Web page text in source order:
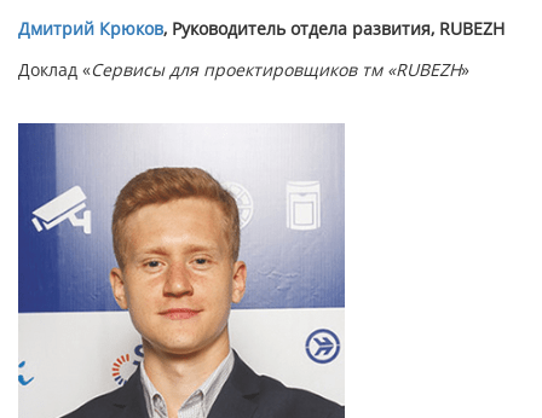
Дмитрий Крюков, Руководитель отдела развития, RUBEZH
Доклад «Сервисы для проектировщиков тм «RUBEZH»